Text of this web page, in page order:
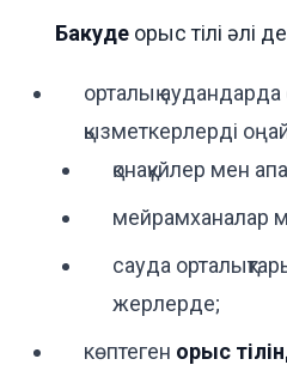
Бакуде орыс тілі әлі
орталық
қызметкерлерді
қонақүйлер мен
мейрамханалар
сауда
жерлерде;
көптеген орыс